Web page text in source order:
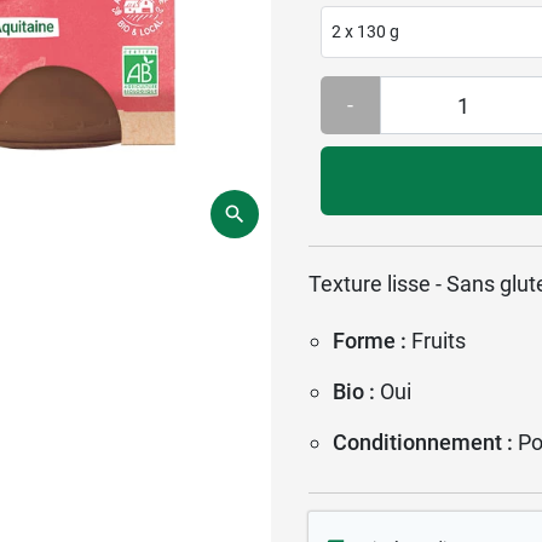
2 x 130 g
-
Texture lisse - Sans
Forme : Fruits
Bio : Oui
Conditionnement :